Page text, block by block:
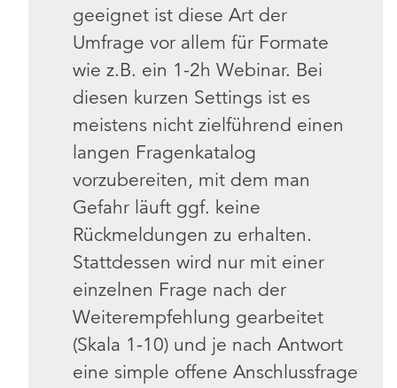
geeignet ist diese Art der
Umfrage vor allem für Formate
wie z.B. ein 1-2h Webinar. Bei
diesen kurzen Settings ist es
meistens nicht zielführend einen
langen Fragenkatalog
vorzubereiten, mit dem man
Gefahr läuft ggf. keine
Rückmeldungen zu erhalten.
Stattdessen wird nur mit einer
einzelnen Frage nach der
Weiterempfehlung gearbeitet
(Skala 1-10) und je nach Antwort
eine simple offene Anschlussfrage